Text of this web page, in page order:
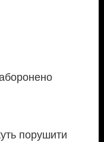
порушити